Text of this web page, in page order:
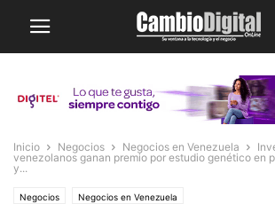
Inicio Negocios Negocios en Venezuela
venezolanos ganan premio por estudio genético en
y...
Negocios Negocios en Venezuela